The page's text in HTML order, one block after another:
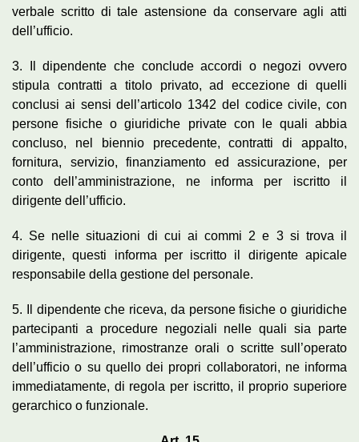
verbale scritto di tale astensione da conservare agli atti
dell’ufficio.
3. Il dipendente che conclude accordi o negozi ovvero
stipula contratti a titolo privato, ad eccezione di quelli
conclusi ai sensi dell’articolo 1342 del codice civile, con
persone fisiche o giuridiche private con le quali abbia
concluso, nel biennio precedente, contratti di appalto,
fornitura, servizio, finanziamento ed assicurazione, per
conto dell’amministrazione, ne informa per iscritto il
dirigente dell’ufficio.
4. Se nelle situazioni di cui ai commi 2 e 3 si trova il
dirigente, questi informa per iscritto il dirigente apicale
responsabile della gestione del personale.
5. Il dipendente che riceva, da persone fisiche o giuridiche
partecipanti a procedure negoziali nelle quali sia parte
l’amministrazione, rimostranze orali o scritte sull’operato
dell’ufficio o su quello dei propri collaboratori, ne informa
immediatamente, di regola per iscritto, il proprio superiore
gerarchico o funzionale.